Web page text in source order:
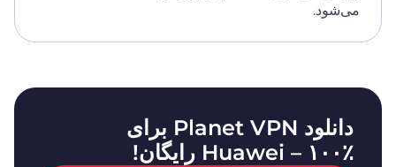
می‌شود.
دانلود Planet VPN برای
Huawei – ۱۰۰٪ رایگان!